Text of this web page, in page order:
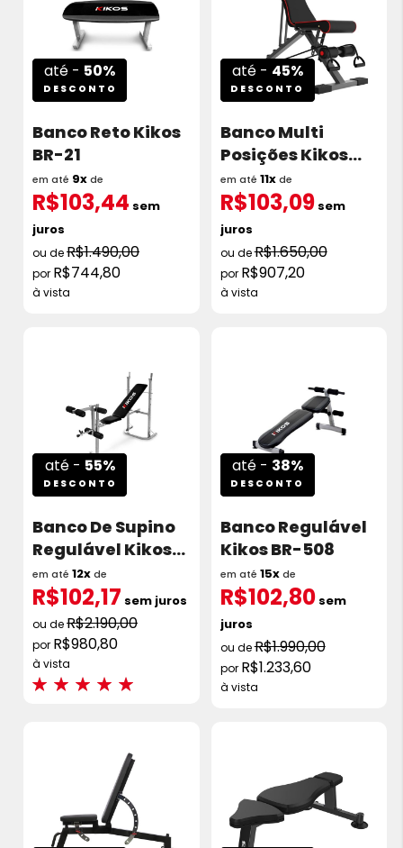
até - 50%
DESCONTO
Banco Reto Kikos
BR-21
R$1.490,00
R$744,80
à vista
em até 9xde
R$103,44 sem
juros
até - 45%
DESCONTO
Banco Multi
Posições Kikos
A85 com
Puxadores
R$1.650,00
R$907,20
à vista
em até 11xde
R$103,09sem
juros
até - 55%
DESCONTO
Banco De Supino
Regulável Kikos
BSR-206
Avaliações:
R$2.190,00
R$980,80
à vista
em até12xde
R$102,17 sem juros
até - 38%
DESCONTO
Banco Regulável
Kikos BR-508
R$1.990,00
R$1.233,60
à vista
em até 15xde
R$102,80sem
juros